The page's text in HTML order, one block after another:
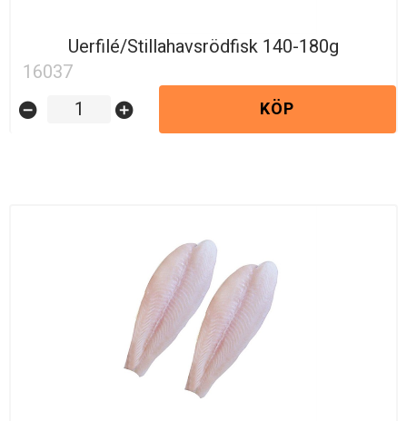
Uerfilé/Stillahavsrödfisk 140-180g
16037
remove_circle add_circle KÖP